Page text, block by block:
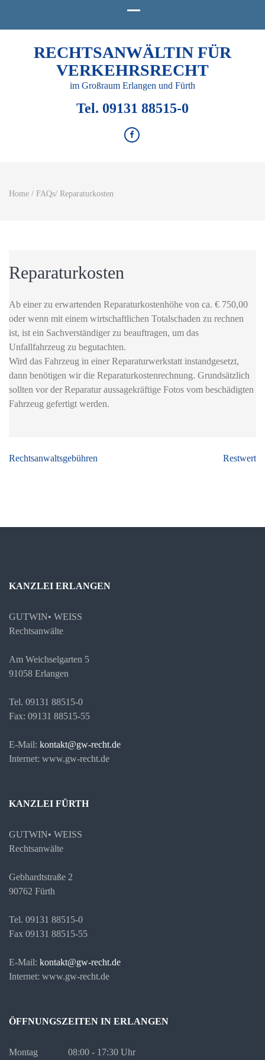
RECHTSANWÄLTIN FÜR
VERKEHRSRECHT
im Großraum Erlangen und Fürth
Tel. 09131 88515-0
Home / FAQs/ Reparaturkosten
Reparaturkosten
Ab einer zu erwartenden Reparaturkostenhöhe von ca. € 750,00
oder wenn mit einem wirtschaftlichen Totalschaden zu rechnen
ist, ist ein Sachverständiger zu beauftragen, um das
Unfallfahrzeug zu begutachten.
Wird das Fahrzeug in einer Reparaturwerkstatt instandgesetzt,
dann benötigen wir die Reparaturkostenrechnung. Grundsätzlich
sollten vor der Reparatur aussagekräftige Fotos vom beschädigten
Fahrzeug gefertigt werden.
Beitragsnavigation
Rechtsanwaltsgebühren Restwert
KANZLEI ERLANGEN
GUTWIN• WEISS
Rechtsanwälte
Am Weichselgarten 5
91058 Erlangen
Tel. 09131 88515-0
Fax: 09131 88515-55
E-Mail: kontakt@gw-recht.de
Internet: www.gw-recht.de
KANZLEI FÜRTH
GUTWIN• WEISS
Rechtsanwälte
Gebhardtstraße 2
90762 Fürth
Tel. 09131 88515-0
Fax 09131 88515-55
E-Mail: kontakt@gw-recht.de
Internet: www.gw-recht.de
ÖFFNUNGSZEITEN IN ERLANGEN
Montag 08:00 - 17:30 Uhr